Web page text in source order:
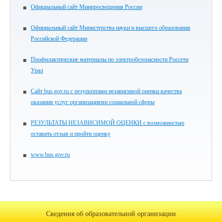
Официальный сайт Минпросвещения России
Официальный сайт Министерства науки и высшего образования
Российской Федерации
Профилактические материалы по электробезопасности Россети
Урал
Сайт bus.gov.ru с результатами независимой оценки качества
оказания услуг организациями социальной сферы
РЕЗУЛЬТАТЫ НЕЗАВИСИМОЙ ОЦЕНКИ с возможностью
оставить отзыв и пройти оценку
www.bus.gov.ru
Сведения об образовательной организации